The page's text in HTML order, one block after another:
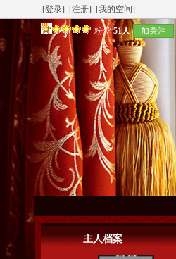
[登录] [注册] [我的空间]
粉丝51人 加关注
主人档案